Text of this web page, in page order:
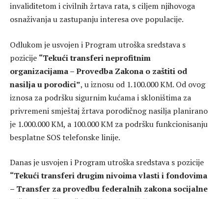
invaliditetom i civilnih žrtava rata, s ciljem njihovoga
osnaživanja u zastupanju interesa ove populacije.
Odlukom je usvojen i Program utroška sredstava s
pozicije “Tekući transferi neprofitnim
organizacijama – Provedba Zakona o zaštiti od
nasilja u porodici”, u iznosu od 1.100.000 KM. Od ovog
iznosa za podršku sigurnim kućama i skloništima za
privremeni smještaj žrtava porodičnog nasilja planirano
je 1.000.000 KM, a 100.000 KM za podršku funkcionisanju
besplatne SOS telefonske linije.
Danas je usvojen i Program utroška sredstava s pozicije
“Tekući transferi drugim nivoima vlasti i fondovima
– Transfer za provedbu federalnih zakona socijalne